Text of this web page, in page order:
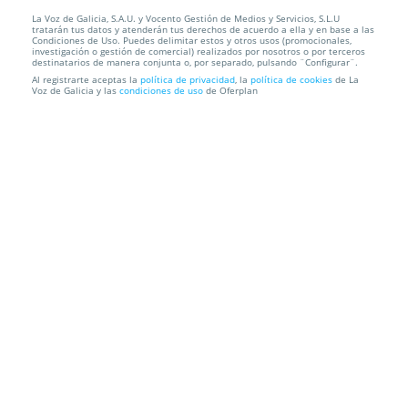
Entradas Ismael Lemais e Isita Díaz. Santiago.
Sábado 20 sep...
Auditorio Abanca Santiago
La Voz de Galicia, S.A.U. y Vocento Gestión de Medios y Servicios, S.L.U
tratarán tus datos y atenderán tus derechos de acuerdo a ella y en base a las
Condiciones de Uso. Puedes delimitar estos y otros usos (promocionales,
investigación o gestión de comercial) realizados por nosotros o por terceros
destinatarios de manera conjunta o, por separado, pulsando ¨Configurar¨.
Al registrarte aceptas la política de privacidad, la política de cookies de La
Voz de Galicia y las condiciones de uso de Oferplan